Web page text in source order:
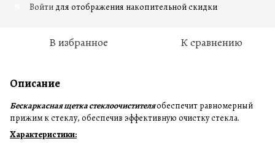
Войти для отображения накопительной скидки
В избранное К сравнению
Описание
Бескаркасная щетка стеклоочистителяобеспечит равномерный
прижим к стеклу, обеспечив эффективную очистку стекла.
Характеристики: